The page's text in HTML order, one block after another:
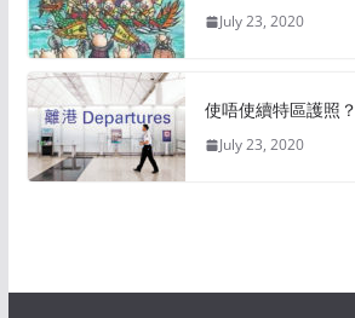
July 23, 2020
使唔使續特區護照？
July 23, 2020